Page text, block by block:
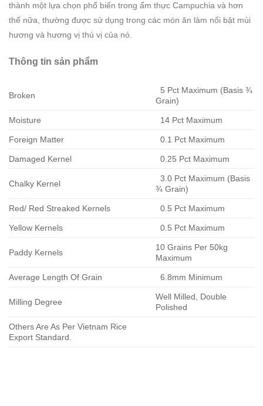
thành một lựa chọn phổ biến trong ẩm thực Campuchia và hơn
thế nữa, thường được sử dụng trong các món ăn làm nổi bật mùi
hương và hương vị thú vị của nó.
Thông tin sản phẩm
Broken
5 Pct Maximum (Basis ¾
Grain)
Moisture 14 Pct Maximum
Foreign Matter 0.1 Pct Maximum
Damaged Kernel 0.25 Pct Maximum
Chalky Kernel
3.0 Pct Maximum (Basis
¾ Grain)
Red/ Red Streaked Kernels 0.5 Pct Maximum
Yellow Kernels 0.5 Pct Maximum
Paddy Kernels
10 Grains Per 50kg
Maximum
Average Length Of Grain 6.8mm Minimum
Milling Degree
Well Milled, Double
Polished
Others Are As Per Vietnam Rice
Export Standard.